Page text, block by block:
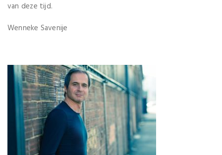
van deze tijd.
Wenneke Savenije